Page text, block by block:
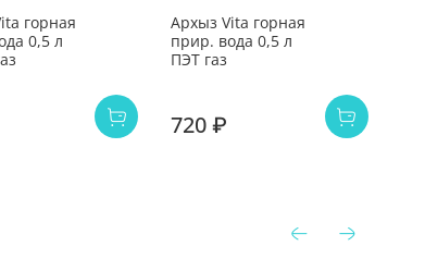
горная
0,5 л
Архыз Vita горная
прир. вода 0,5 л
ПЭТ газ
720 ₽